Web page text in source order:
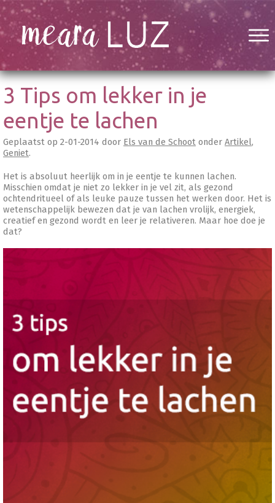
3 Tips om lekker in je
eentje te lachen
Geplaatst op 2-01-2014 door Els van de Schoot onder Artikel,
Geniet.
Het is absoluut heerlijk om in je eentje te kunnen lachen.
Misschien omdat je niet zo lekker in je vel zit, als gezond
ochtendritueel of als leuke pauze tussen het werken door. Het is
wetenschappelijk bewezen dat je van lachen vrolijk, energiek,
creatief en gezond wordt en leer je relativeren. Maar hoe doe je
dat?